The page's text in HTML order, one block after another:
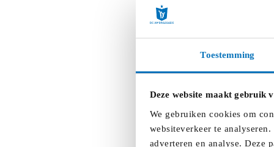
Toestemming
Deze website maakt gebruik
We gebruiken cookies om
websiteverkeer te
adverteren en analyse. Deze